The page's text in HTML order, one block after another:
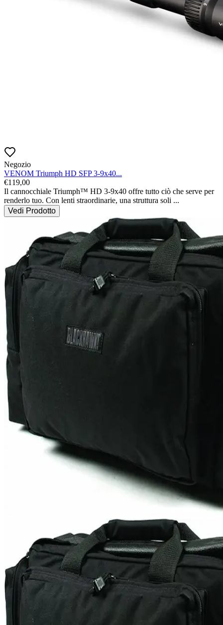
Negozio
VENOM Triumph HD SFP 3-9x40...
€119,00
Il cannocchiale Triumph™ HD 3-9x40 offre tutto ciò che serve per
renderlo tuo. Con lenti straordinarie, una struttura soli ...
Vedi Prodotto